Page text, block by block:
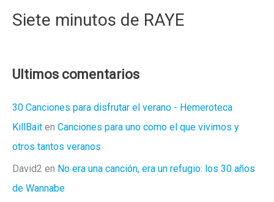
Siete minutos de RAYE
Ultimos comentarios
30 Canciones para disfrutar el verano - Hemeroteca
KillBait en Canciones para uno como el que vivimos y
otros tantos veranos
David2 en No era una canción, era un refugio: los 30 años
de Wannabe